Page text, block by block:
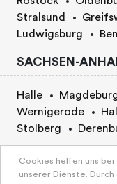
Stralsund
Ludwigsburg
SACHSEN-
Halle
Wernigerode
Stolberg
BERLIN
Cookies helfen uns
unserer Dienste. Durch